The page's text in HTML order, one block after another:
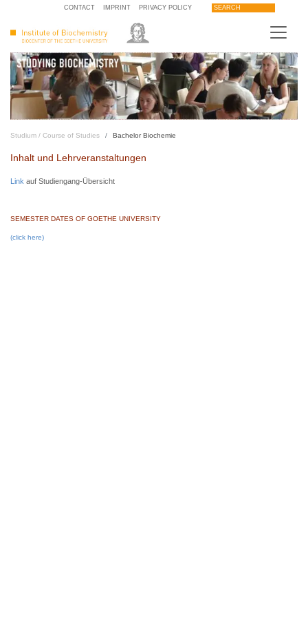
CONTACT IMPRINT PRIVACY POLICY SEARCH
Studium / Course of Studies Bachelor Biochemie
Inhalt und Lehrveranstaltungen
Link auf Studiengang-Übersicht
SEMESTER DATES OF GOETHE UNIVERSITY
(click here)